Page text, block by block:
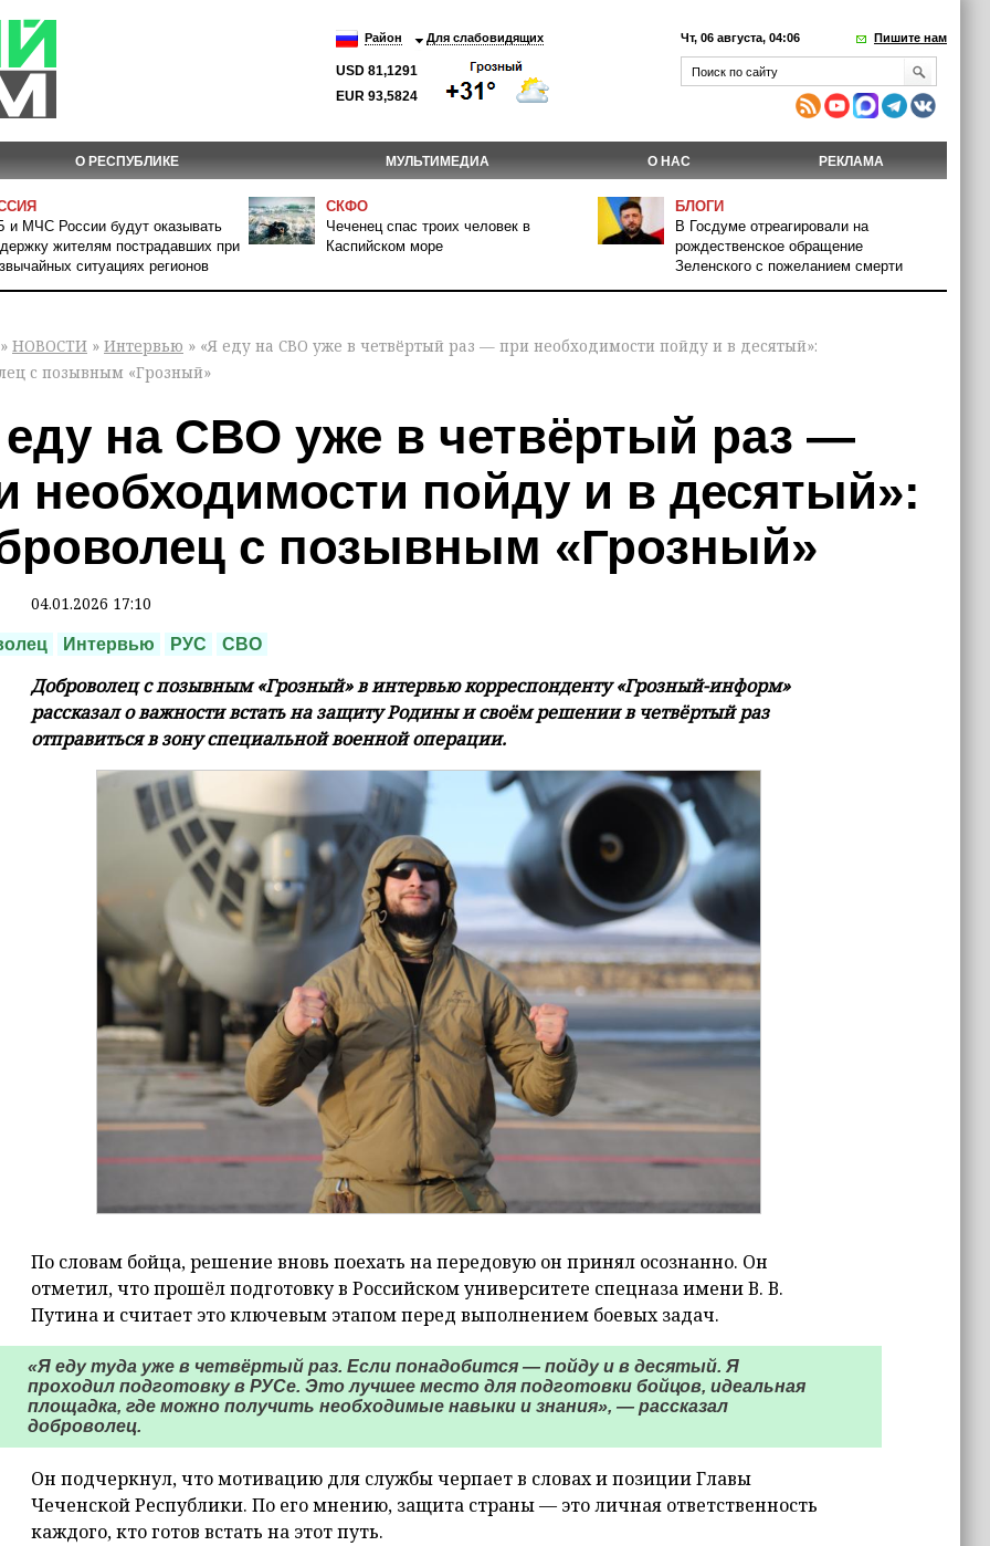
Район Для слабовидящих
USD 81,1291
EUR 93,5824
Чт, 06 августа, 04:06 Пишите нам
О РЕСПУБЛИКЕ МУЛЬТИМЕДИА О НАС РЕКЛАМА
и МЧС России будут оказывать
жителям пострадавших при
ситуациях регионов
СКФО
Чеченец спас троих человек в
Каспийском море
БЛОГИ
В Госдуме отреагировали на
рождественское обращение
Зеленского с пожеланием смерти
» НОВОСТИ » Интервью » «Я еду на СВО уже в четвёртый раз — при необходимости пойду и в десятый»:
с позывным «Грозный»
на СВО уже в четвёртый раз —
необходимости пойду и в десятый»:
с позывным «Грозный»
04.01.2026 17:10
Интервью РУС СВО
Доброволец с позывным «Грозный» в интервью корреспонденту «Грозный-информ»
рассказал о важности встать на защиту Родины и своём решении в четвёртый раз
отправиться в зону специальной военной операции.
По словам бойца, решение вновь поехать на передовую он принял осознанно. Он
отметил, что прошёл подготовку в Российском университете спецназа имени В. В.
Путина и считает это ключевым этапом перед выполнением боевых задач.
«Я еду туда уже в четвёртый раз. Если понадобится — пойду и в десятый. Я
проходил подготовку в РУСе. Это лучшее место для подготовки бойцов, идеальная
площадка, где можно получить необходимые навыки и знания», — рассказал
доброволец.
Он подчеркнул, что мотивацию для службы черпает в словах и позиции Главы
Чеченской Республики. По его мнению, защита страны — это личная ответственность
каждого, кто готов встать на этот путь.